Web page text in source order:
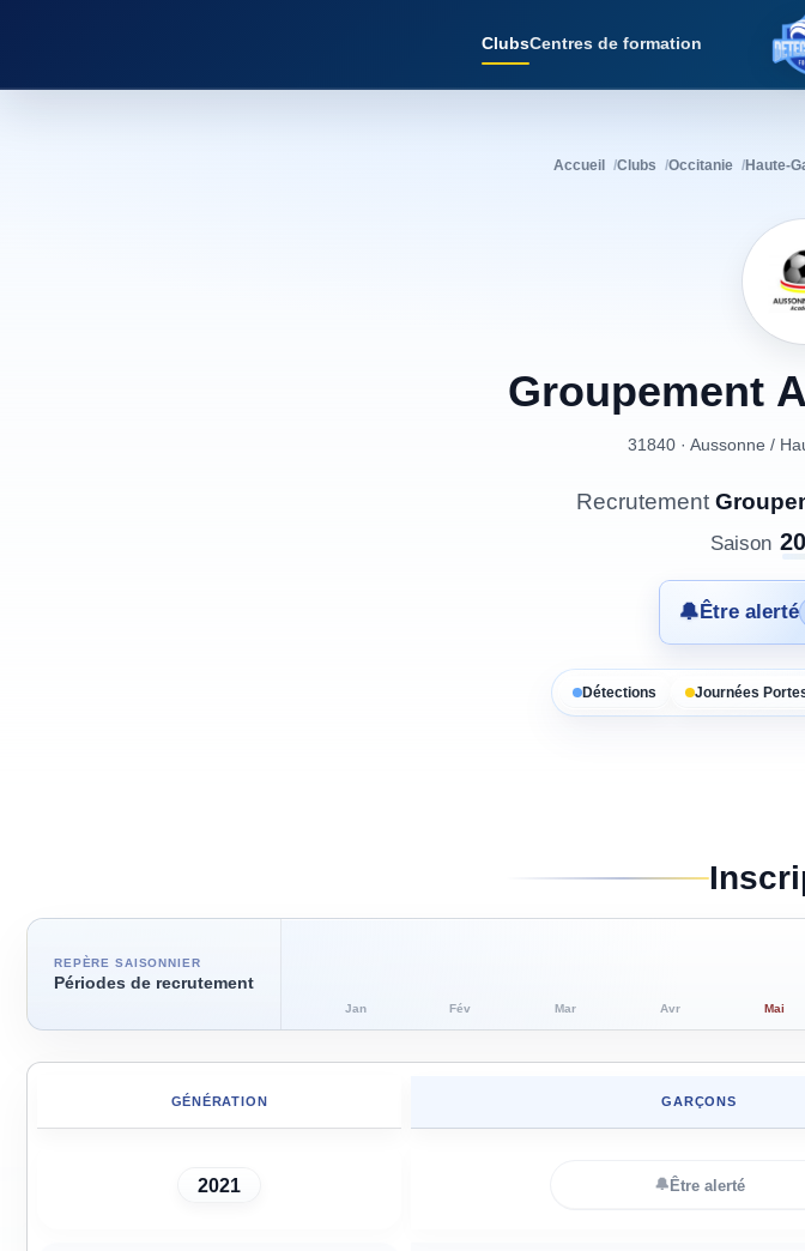
ClubsCentres de formation
Accueil Clubs Occitanie Haute-
Groupement
31840 · Aussonne /
Recrutement
Saison
🔔Être alerté
Détections Journées
REPÈRE SAISONNIER
Périodes de recrutement
Jan Fév Mar Avr Mai
GÉNÉRATION GARÇONS
2021 🔔Être alerté